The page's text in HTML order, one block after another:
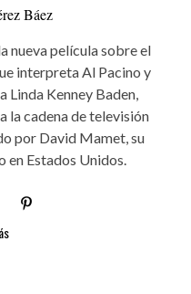
Báez
nueva película sobre el
interpreta Al Pacino y
Linda Kenney Baden,
la cadena de televisión
por David Mamet, su
en Estados Unidos.